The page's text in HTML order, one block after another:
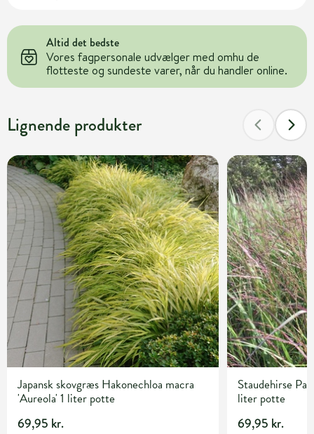
Altid det bedste
Vores fagpersonale udvælger med omhu de
flotteste og sundeste varer, når du handler online.
Lignende produkter
Japansk skovgræs Hakonechloa macra
'Aureola' 1 liter potte
69,95 kr.
Staudehirse
liter potte
69,95 kr.